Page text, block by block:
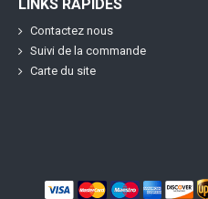
LINKS RAPIDES
Contactez nous
Suivi de la commande
Carte du site